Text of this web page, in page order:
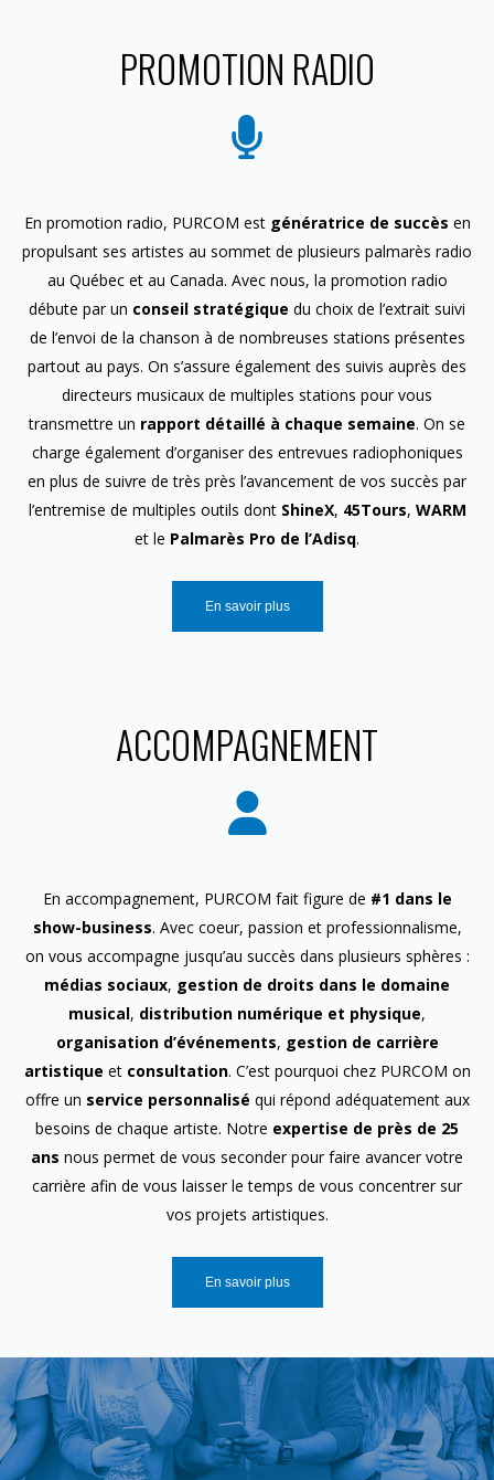
PROMOTION RADIO
En promotion radio, PURCOM est génératrice de succès en
propulsant ses artistes au sommet de plusieurs palmarès radio
au Québec et au Canada. Avec nous, la promotion radio
débute par un conseil stratégique du choix de l’extrait suivi
de l’envoi de la chanson à de nombreuses stations présentes
partout au pays. On s’assure également des suivis auprès des
directeurs musicaux de multiples stations pour vous
transmettre un rapport détaillé à chaque semaine. On se
charge également d’organiser des entrevues radiophoniques
en plus de suivre de très près l’avancement de vos succès par
l’entremise de multiples outils dont ShineX, 45Tours, WARM
et le Palmarès Pro de l’Adisq.
En savoir plus
ACCOMPAGNEMENT
En accompagnement, PURCOM fait figure de #1 dans le
show-business. Avec coeur, passion et professionnalisme,
on vous accompagne jusqu’au succès dans plusieurs sphères :
médias sociaux, gestion de droits dans le domaine
musical, distribution numérique et physique,
organisation d’événements, gestion de carrière
artistique etconsultation. C’est pourquoi chez PURCOM on
offre un service personnalisé qui répond adéquatement aux
besoins de chaque artiste. Notre expertise de près de 25
ans nous permet de vous seconder pour faire avancer votre
carrière afin de vous laisser le temps de vous concentrer sur
vos projets artistiques.
En savoir plus